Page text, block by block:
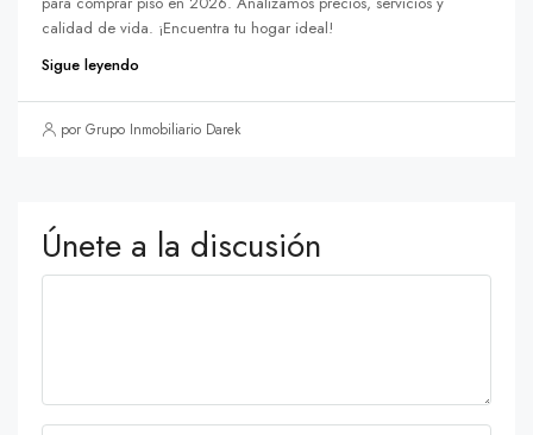
calidad de vida. ¡Encuentra tu hogar ideal!
Sigue leyendo
por Grupo Inmobiliario Darek
Únete a la discusión